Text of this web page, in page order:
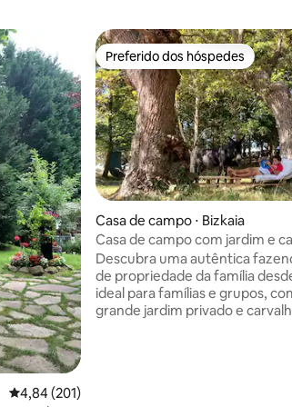
4,84 de uma avaliação média de 5, 201
4,84 (201)
Preferido dos hóspedes
Preferido dos hóspedes
Casa de campo ⋅ Bizkaia
Casa de campo com jardim e
centenários - Urdaibai
Descubra uma autêntica
de propriedade da família
ideal para famílias e grupos,
grande jardim privado e